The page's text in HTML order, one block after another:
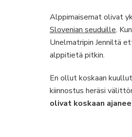
Alppimaisemat olivat
Slovenian seuduille.
Unelmatripin Jenniltä
alppitietä pitkin.
En ollut koskaan
kiinnostus heräsi
olivat koskaan